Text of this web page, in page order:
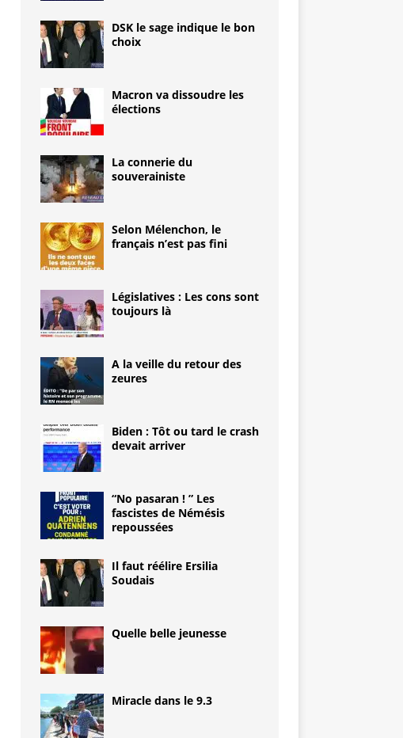
DSK le sage indique le bon
choix
Macron va dissoudre les
élections
La connerie du
souverainiste
Selon Mélenchon, le
français n’est pas fini
Législatives : Les cons sont
toujours là
A la veille du retour des
zeures
Biden : Tôt ou tard le crash
devait arriver
“No pasaran ! ” Les
fascistes de Némésis
repoussées
Il faut réélire Ersilia
Soudais
Quelle belle jeunesse
Miracle dans le 9.3